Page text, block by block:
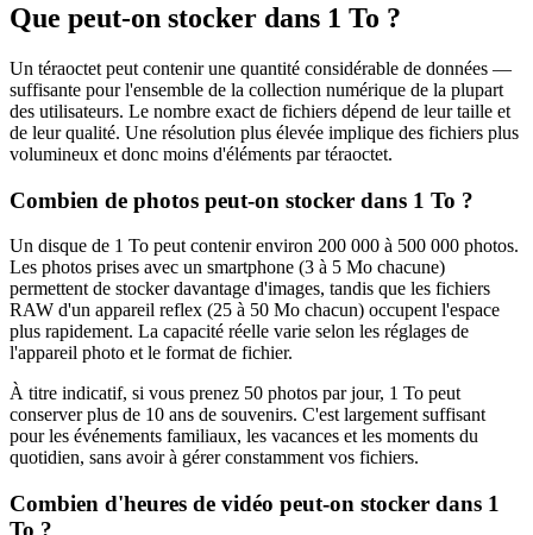
Que peut-on stocker dans 1 To ?
Un téraoctet peut contenir une quantité considérable de données —
suffisante pour l'ensemble de la collection numérique de la plupart
des utilisateurs. Le nombre exact de fichiers dépend de leur taille et
de leur qualité. Une résolution plus élevée implique des fichiers plus
volumineux et donc moins d'éléments par téraoctet.
Combien de photos peut-on stocker dans 1 To ?
Un disque de 1 To peut contenir environ 200 000 à 500 000 photos.
Les photos prises avec un smartphone (3 à 5 Mo chacune)
permettent de stocker davantage d'images, tandis que les fichiers
RAW d'un appareil reflex (25 à 50 Mo chacun) occupent l'espace
plus rapidement. La capacité réelle varie selon les réglages de
l'appareil photo et le format de fichier.
À titre indicatif, si vous prenez 50 photos par jour, 1 To peut
conserver plus de 10 ans de souvenirs. C'est largement suffisant
pour les événements familiaux, les vacances et les moments du
quotidien, sans avoir à gérer constamment vos fichiers.
Combien d'heures de vidéo peut-on stocker dans 1
To ?